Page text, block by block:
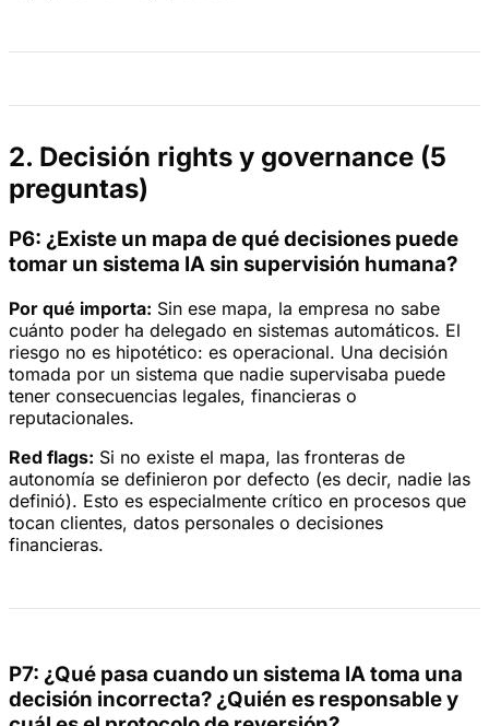
2. Decisión rights y governance (5
preguntas)
P6: ¿Existe un mapa de qué decisiones puede
tomar un sistema IA sin supervisión humana?
Por qué importa: Sin ese mapa, la empresa no sabe
cuánto poder ha delegado en sistemas automáticos. El
riesgo no es hipotético: es operacional. Una decisión
tomada por un sistema que nadie supervisaba puede
tener consecuencias legales, financieras o
reputacionales.
Red flags: Si no existe el mapa, las fronteras de
autonomía se definieron por defecto (es decir, nadie las
definió). Esto es especialmente crítico en procesos que
tocan clientes, datos personales o decisiones
financieras.
P7: ¿Qué pasa cuando un sistema IA toma una
decisión incorrecta? ¿Quién es responsable y